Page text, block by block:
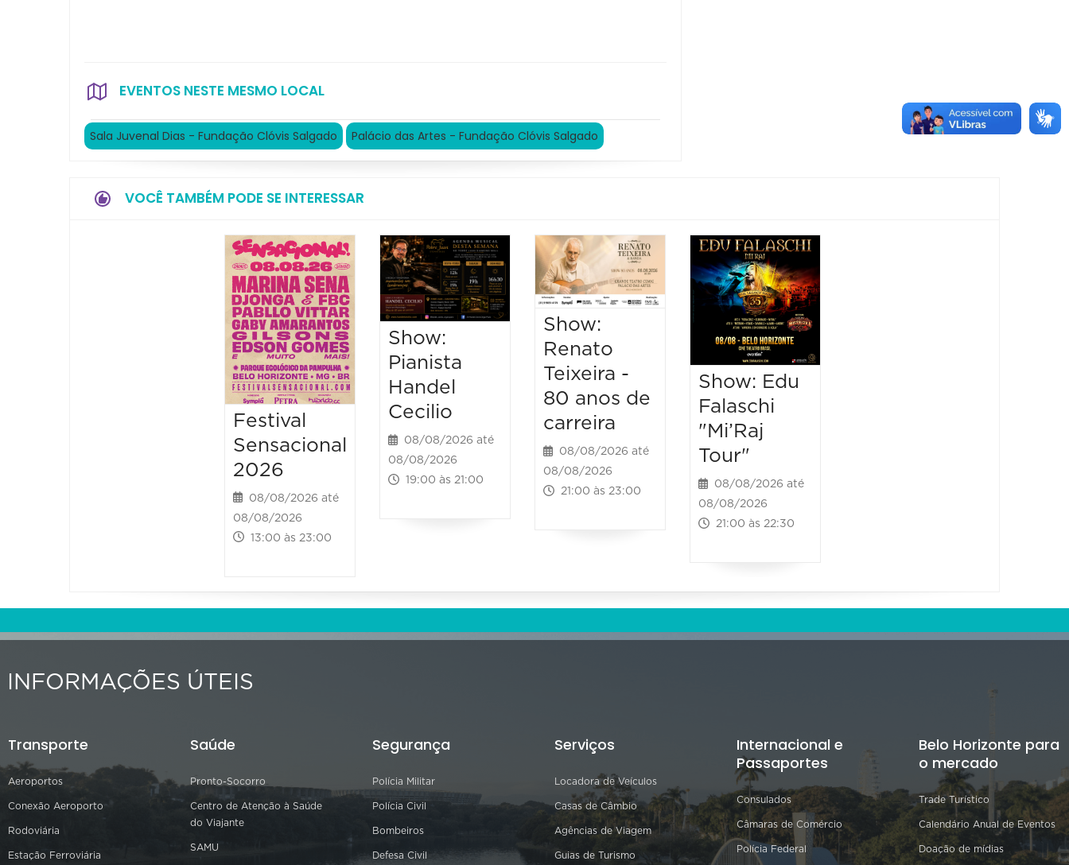
EVENTOS NESTE MESMO LOCAL
Sala Juvenal Dias - Fundação Clóvis Salgado Palácio das Artes - Fundação Clóvis Salgado
VOCÊ TAMBÉM PODE SE INTERESSAR
Festival
Sensacional
2026
08/08/2026 até
08/08/2026
13:00 às 23:00
Show:
Pianista
Handel
Cecilio
08/08/2026 até
08/08/2026
19:00 às 21:00
Show:
Renato
Teixeira -
80 anos de
carreira
08/08/2026 até
08/08/2026
21:00 às 23:00
Show: Edu
Falaschi
"Mi’Raj
Tour"
08/08/2026 até
08/08/2026
21:00 às 22:30
INFORMAÇÕES ÚTEIS
Transporte
Aeroportos
Conexão Aeroporto
Rodoviária
Estação Ferroviária
Saúde
Pronto-Socorro
Centro de Atenção à Saúde
do Viajante
SAMU
Segurança
Polícia Militar
Polícia Civil
Bombeiros
Defesa Civil
Serviços
Locadora de Veículos
Casas de Câmbio
Agências de Viagem
Guias de Turismo
Internacional e
Passaportes
Consulados
Câmaras de Comércio
Polícia Federal
Belo Horizonte para
o mercado
Trade Turístico
Calendário Anual de Eventos
Doação de mídias